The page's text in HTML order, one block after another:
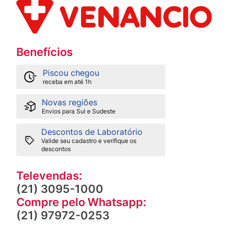
Benefícios
Piscou chegou
receba em até 1h
Novas regiões
Envios para Sul e Sudeste
Descontos de Laboratório
Valide seu cadastro e verifique os
descontos
Televendas:
(21) 3095-1000
Compre pelo Whatsapp:
(21) 97972-0253